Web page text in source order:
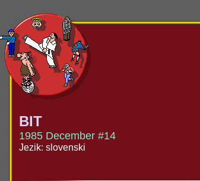
BIT
1985 December #14
Jezik: slovenski